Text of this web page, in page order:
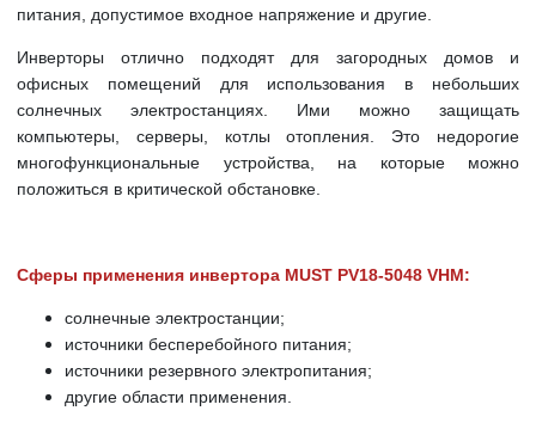
питания, допустимое входное напряжение и другие.
Инверторы отлично подходят для загородных домов и
офисных помещений для использования в небольших
солнечных электростанциях. Ими можно защищать
компьютеры, серверы, котлы отопления. Это недорогие
многофункциональные устройства, на которые можно
положиться в критической обстановке.
Сферы применения инвертора MUST PV18-5048 VHM:
солнечные электростанции;
источники бесперебойного питания;
источники резервного электропитания;
другие области применения.